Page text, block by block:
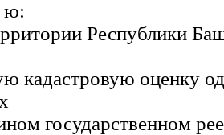
ю:
Республики
кадастровую оценку
государственном